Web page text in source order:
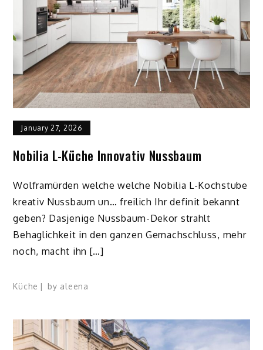
January 27, 2026
Nobilia L-Küche Innovativ Nussbaum
Wolframürden welche welche Nobilia L-Kochstube
kreativ Nussbaum un… freilich Ihr definit bekannt
geben? Dasjenige Nussbaum-Dekor strahlt
Behaglichkeit in den ganzen Gemachschluss, mehr
noch, macht ihn […]
Küche by aleena